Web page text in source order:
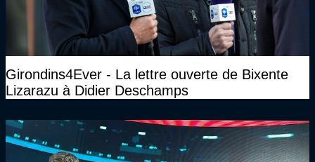
Girondins4Ever - La lettre ouverte de Bixente
Lizarazu à Didier Deschamps